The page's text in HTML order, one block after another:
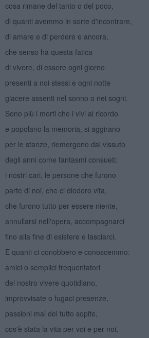
cosa rimane del tanto o del poco,
di quanti avemmo in sorte d'incontrare,
di amare e di perdere e ancora,
che senso ha questa fatica
di vivere, di essere ogni giorno
presenti a noi stessi e ogni notte
giacere assenti nel sonno o nei sogni.
Sono più i morti che i vivi al ricordo
e popolano la memoria, si aggirano
per le stanze, riemergono dal vissuto
degli anni come fantasmi consueti:
i nostri cari, le persone che furono
parte di noi, che ci diedero vita,
che furono tutto per essere niente,
annullarsi nell'opera, accompagnarci
fino alla fine di esistere e lasciarci.
E quanti ci conobbero e conoscemmo:
amici o semplici frequentatori
del nostro vivere quotidiano,
improvvisate o fugaci presenze,
passioni mai del tutto sopite,
cos'è stata la vita per voi e per noi,